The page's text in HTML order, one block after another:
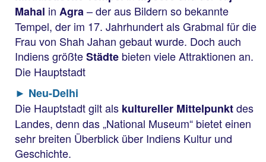
Mahal in Agra– der aus Bildern so bekannte
Tempel, der im 17. Jahrhundert als Grabmal für die
Frau von Shah Jahan gebaut wurde. Doch auch
Indiens größteStädte bieten viele Attraktionen an.
Die Hauptstadt
► Neu-Delhi
Die Hauptstadt gilt als kultureller Mittelpunktdes
Landes, denn das „National Museum“ bietet einen
sehr breiten Überblick über Indiens Kultur und
Geschichte.